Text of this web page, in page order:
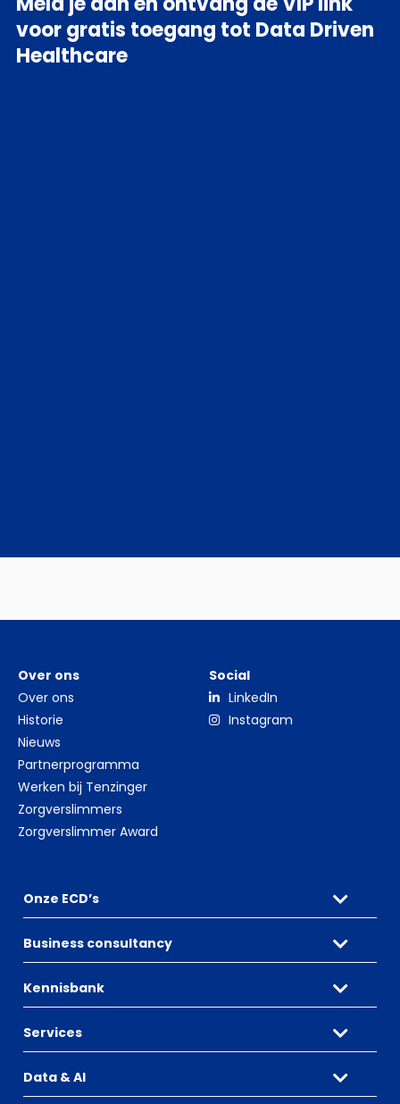
voor gratis toegang tot Data Driven
Healthcare
Over ons
Over ons
Historie
Nieuws
Partnerprogramma
Werken bij Tenzinger
Zorgverslimmers
Zorgverslimmer Award
Social
LinkedIn
Instagram
Onze ECD’s
Business consultancy
Kennisbank
Services
Data & AI